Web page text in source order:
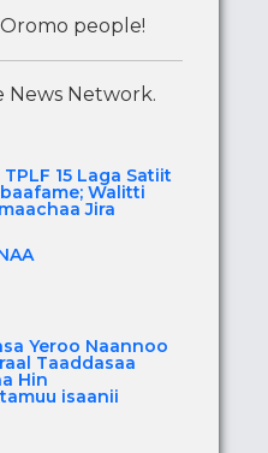
people!
News Network.
15 Laga Satiit
Walitti
Jira
Yeroo Naannoo
Taaddasaa
Hin
isaanii